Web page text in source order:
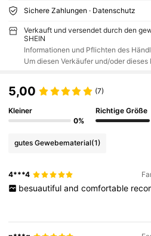
Sichere Zahlungen · Datenschutz
Verkauft und versendet durch den
SHEIN
Informationen und Pflichten des
Um diesen Verkäufer und/oder
5,00 (7)
Kleiner
0%
Richtige Größe
gutes Gewebematerial(1)
4***4
besuautiful and comfortable